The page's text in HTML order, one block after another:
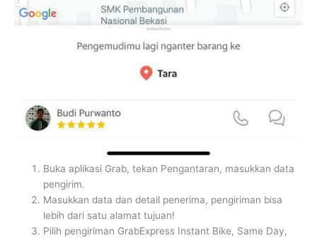
Buka aplikasi Grab, tekan Pengantaran, masukkan data
pengirim.
Masukkan data dan detail penerima, pengiriman bisa
lebih dari satu alamat tujuan!
Pilih pengiriman GrabExpress Instant Bike, Same Day,